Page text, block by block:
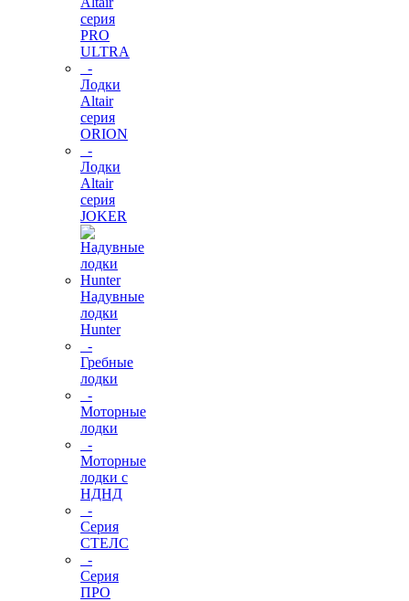
серия
PRO
ULTRA
-
Лодки
Altair
серия
ORION
-
Лодки
Altair
серия
JOKER
Надувные
лодки
Hunter
-
Гребные
лодки
-
Моторные
лодки
-
Моторные
лодки с
НДНД
-
Серия
СТЕЛС
-
Серия
ПРО